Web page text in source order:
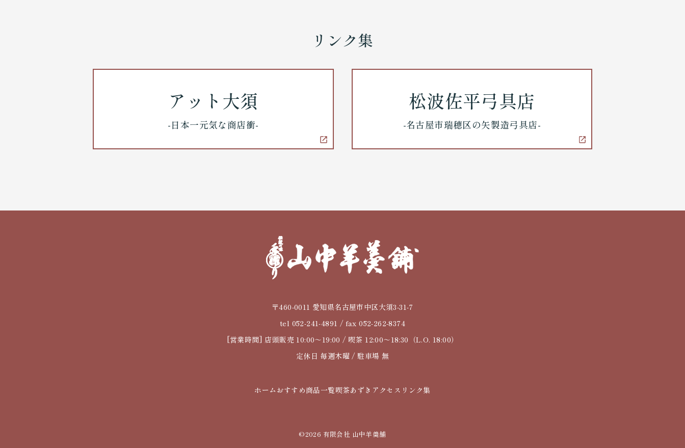
リンク集
アット大須
-日本一元気な商店衝-
松波佐平弓具店
-名古屋市瑞穂区の矢製造弓具店-
〒460-0011 愛知県名古屋市中区大須3-31-7
tel 052-241-4891 / fax 052-262-8374
[営業時間] 店頭販売 10:00～19:00 / 喫茶 12:00～18:30（L.O. 18:00）
定休日 毎週木曜 / 駐車場 無
ホーム おすすめ商品一覧喫茶あずき アクセス リンク集
©2026 有限会社 山中羊羮舗